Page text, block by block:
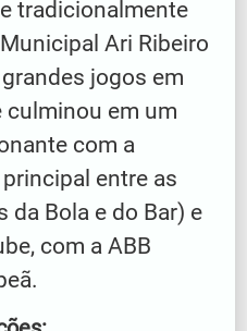
tradicionalmente
Ari Ribeiro
jogos em
culminou em um
com a
entre as
da Bola e do Bar) e
com a ABB